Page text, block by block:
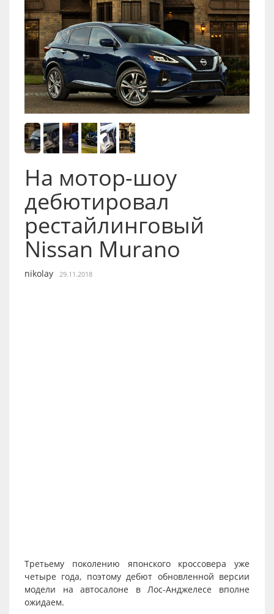
На мотор-шоу
дебютировал
рестайлинговый
Nissan Murano
nikolay 29.11.2018
Третьему поколению японского кроссовера уже
четыре года, поэтому дебют обновленной версии
модели на автосалоне в Лос-Анджелесе вполне
ожидаем.